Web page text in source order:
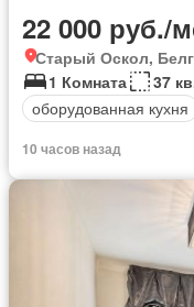
22 000 руб./
Старый Оскол,
1 Комната
37
оборудованная кухня
10 часов назад